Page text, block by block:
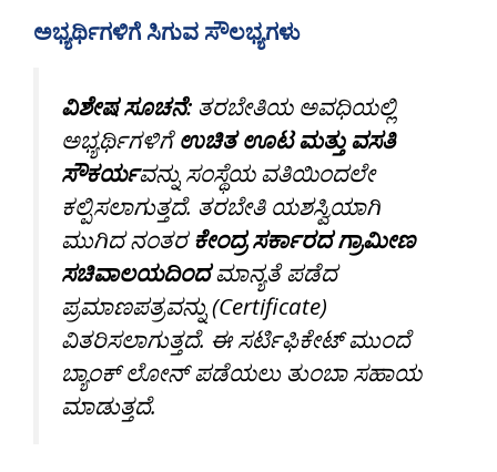
ಅಭ್ಯರ್ಥಿಗಳಿಗೆ ಸಿಗುವ ಸೌಲಭ್ಯಗಳು
ವಿಶೇಷ ಸೂಚನೆ: ತರಬೇತಿಯ ಅವಧಿಯಲ್ಲಿ
ಅಭ್ಯರ್ಥಿಗಳಿಗೆಉಚಿತ ಊಟ ಮತ್ತು ವಸತಿ
ಸೌಕರ್ಯವನ್ನು ಸಂಸ್ಥೆಯ ವತಿಯಿಂದಲೇ
ಕಲ್ಪಿಸಲಾಗುತ್ತದೆ. ತರಬೇತಿ ಯಶಸ್ವಿಯಾಗಿ
ಮುಗಿದ ನಂತರಕೇಂದ್ರ ಸರ್ಕಾರದ ಗ್ರಾಮೀಣ
ಸಚಿವಾಲಯದಿಂದಮಾನ್ಯತೆ ಪಡೆದ
ಪ್ರಮಾಣಪತ್ರವನ್ನು (Certificate)
ವಿತರಿಸಲಾಗುತ್ತದೆ. ಈ ಸರ್ಟಿಫಿಕೇಟ್ ಮುಂದೆ
ಬ್ಯಾಂಕ್ ಲೋನ್ ಪಡೆಯಲು ತುಂಬಾ ಸಹಾಯ
ಮಾಡುತ್ತದೆ.